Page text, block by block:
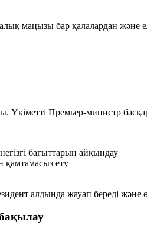
маңызы бар қалалардан және
Үкіметті Премьер-министр
бағыттарын айқындау
қамтамасыз ету
алдында жауап береді және